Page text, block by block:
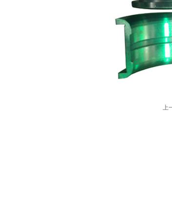
上